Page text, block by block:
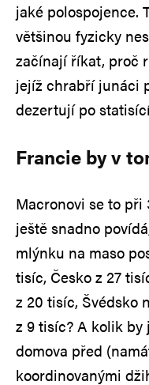
jaké polospojence.
většinou fyzicky
začínají říkat, proč
jejíž chrabří junáci
dezertují po
Francie by v
Macronovi se to při
ještě snadno
mlýnku na maso
tisíc, Česko z 27
z 20 tisíc, Švédsko
z 9 tisíc? A kolik
domova před
koordinovanými